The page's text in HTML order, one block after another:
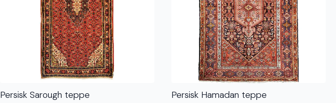
Persisk Sarough teppe Persisk Hamadan teppe